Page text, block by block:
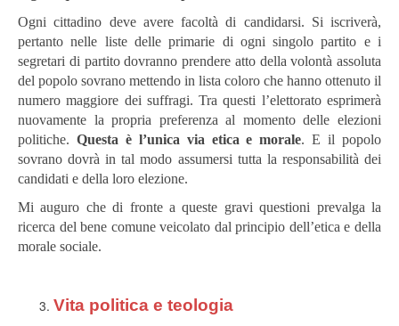
Ogni cittadino deve avere facoltà di candidarsi. Si iscriverà,
pertanto nelle liste delle primarie di ogni singolo partito e i
segretari di partito dovranno prendere atto della volontà assoluta
del popolo sovrano mettendo in lista coloro che hanno ottenuto il
numero maggiore dei suffragi. Tra questi l’elettorato esprimerà
nuovamente la propria preferenza al momento delle elezioni
politiche. Questa è l’unica via etica e morale. E il popolo
sovrano dovrà in tal modo assumersi tutta la responsabilità dei
candidati e della loro elezione.
Mi auguro che di fronte a queste gravi questioni prevalga la
ricerca del bene comune veicolato dal principio dell’etica e della
morale sociale.
Vita politica e teologia